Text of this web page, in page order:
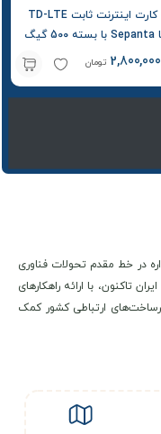
سیم کارت اینترنت ثابت TD-LTE
سپنتا Sepanta با بسته 500 گیگ
یک ساله2,800,000 تومان
در خط مقدم تحولات فناوری
تاکنون، با ارائه راهکارهای
ارتباطی کشور کمک